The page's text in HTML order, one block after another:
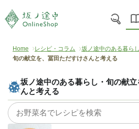
Home レシピ・コラム
坂ノ途中のある暮らし
旬の献立を、冨田ただすけさんと考える
坂ノ途中のある暮らし・旬の献
んと考える